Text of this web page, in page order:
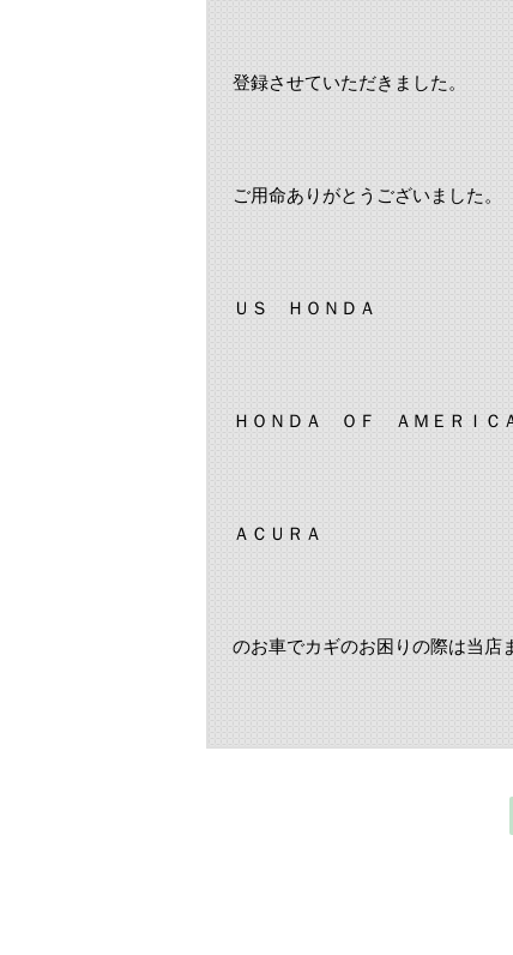
登録させていただきました。
ご用命ありがとうございました。
ＵＳ ＨＯＮＤＡ
ＨＯＮＤＡ ＯＦ ＡＭＥＲＩＣ
ＡＣＵＲＡ
のお車でカギのお困りの際は当店